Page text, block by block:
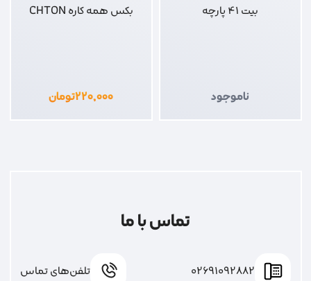
بیت 41 پارچه
ناموجود
بکس همه کاره CHTON
۲۲۰,۰۰۰تومان
تماس با ما
02691092882 تلفن‌های تماس